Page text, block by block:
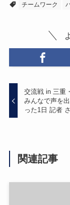
チームワーク
交流戦 in 三重
みんなで声を
った1日 記者
関連記事